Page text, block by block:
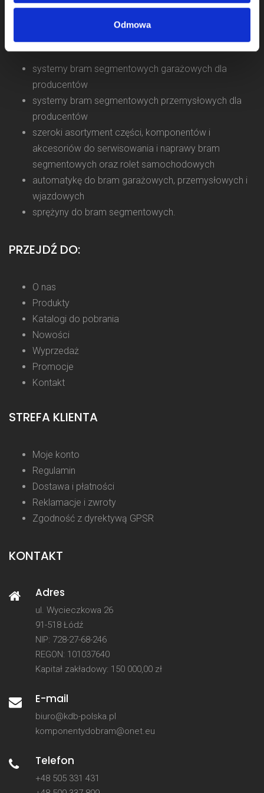
Odmowa
roku, a jako firma Komponenty Do Bram działamy na rynku
Naszym klientom oferujemy:
systemy bram segmentowych garażowych dla
producentów
systemy bram segmentowych przemysłowych dla
producentów
szeroki asortyment części, komponentów i
akcesoriów do serwisowania i naprawy bram
segmentowych oraz rolet samochodowych
automatykę do bram garażowych, przemysłowych i
wjazdowych
sprężyny do bram segmentowych.
PRZEJDŹ DO:
O nas
Produkty
Katalogi do pobrania
Nowości
Wyprzedaż
Promocje
Kontakt
STREFA KLIENTA
Moje konto
Regulamin
Dostawa i płatności
Reklamacje i zwroty
Zgodność z dyrektywą GPSR
KONTAKT
Adres
ul. Wycieczkowa 26
91-518 Łódź
NIP: 728-27-68-246
REGON: 101037640
Kapitał zakładowy: 150 000,00 zł
E-mail
biuro@kdb-polska.pl
komponentydobram@onet.eu
Telefon
+48 505 331 431